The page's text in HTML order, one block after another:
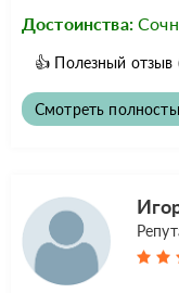
Достоинства:
👍 Полезный отзыв
Смотреть